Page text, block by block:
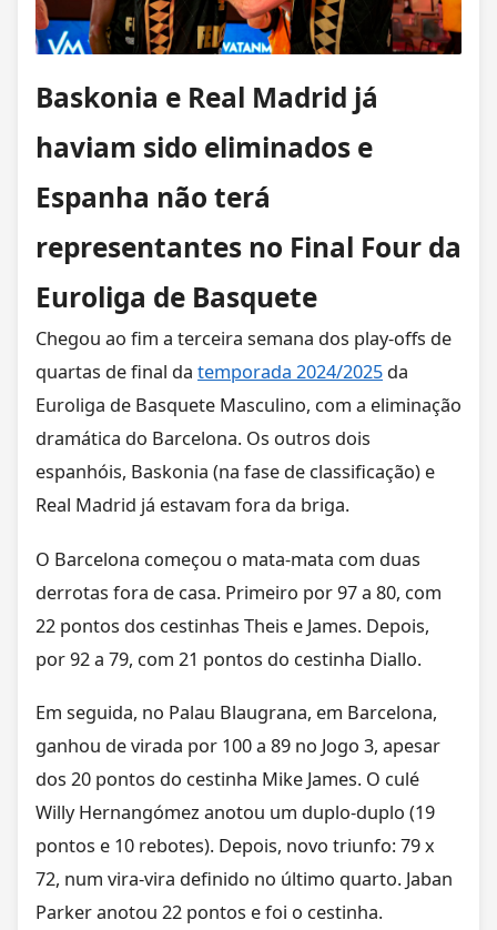
Baskonia e Real Madrid já
haviam sido eliminados e
Espanha não terá
representantes no Final Four da
Euroliga de Basquete
Chegou ao fim a terceira semana dos play-offs de
quartas de final da temporada 2024/2025 da
Euroliga de Basquete Masculino, com a eliminação
dramática do Barcelona. Os outros dois
espanhóis, Baskonia (na fase de classificação) e
Real Madrid já estavam fora da briga.
O Barcelona começou o mata-mata com duas
derrotas fora de casa. Primeiro por 97 a 80, com
22 pontos dos cestinhas Theis e James. Depois,
por 92 a 79, com 21 pontos do cestinha Diallo.
Em seguida, no Palau Blaugrana, em Barcelona,
ganhou de virada por 100 a 89 no Jogo 3, apesar
dos 20 pontos do cestinha Mike James. O culé
Willy Hernangómez anotou um duplo-duplo (19
pontos e 10 rebotes). Depois, novo triunfo: 79 x
72, num vira-vira definido no último quarto. Jaban
Parker anotou 22 pontos e foi o cestinha.